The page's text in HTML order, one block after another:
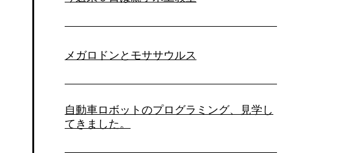
メガロドンとモササウルス
自動車ロボットのプログラミング、見学し
てきました。